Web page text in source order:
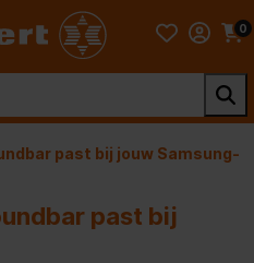
0
past bij jouw Samsung-
past bij